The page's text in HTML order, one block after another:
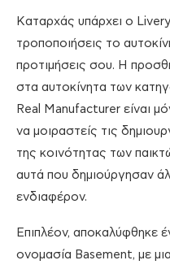
Καταρχάς υπάρχει ο
τροποποιήσεις το
προτιμήσεις σου. Η
στα αυτοκίνητα των
Real Manufacturer είναι
να μοιραστείς τις
της κοινότητας των
αυτά που δημιούργησαν
ενδιαφέρον.
Επιπλέον, αποκαλύφθηκε
ονομασία Basement, με